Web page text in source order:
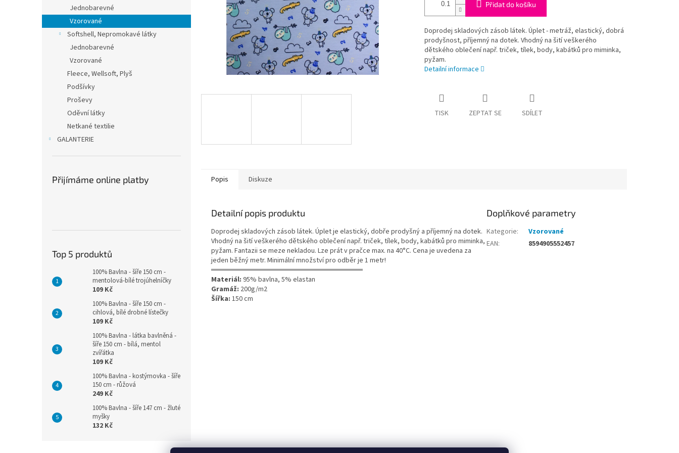
e
l
Jednobarevné
Vzorované
Softshell, Nepromokavé látky
Jednobarevné
Vzorované
Fleece, Wellsoft, Plyš
Podšívky
Proševy
Oděvní látky
Netkané textilie
GALANTERIE
Přijímáme online platby
Top 5 produktů
100% Bavlna - šíře 150 cm -
mentolová-bílé trojúhelníčky
109 Kč
100% Bavlna - šíře 150 cm -
cihlová, bílé drobné lístečky
109 Kč
100% Bavlna - látka bavlněná -
šíře 150 cm - bílá, mentol
zvířátka
109 Kč
100% Bavlna - kostýmovka - šíře
150 cm - růžová
249 Kč
100% Bavlna - šíře 147 cm - žluté
myšky
132 Kč
Přidat do košíku
Doprodej skladových zásob látek. Úplet - metráž, elastický, dobrá
prodyšnost, příjemný na dotek. Vhodný na šití veškerého
dětského oblečení např. triček, tílek, body, kabátků pro miminka,
pyžam.
Detailní informace
TISK ZEPTAT SE SDÍLET
Popis Diskuze
Detailní popis produktu
Doprodej skladových zásob látek. Úplet je elastický, dobře prodyšný a příjemný na dotek.
Vhodný na šití veškerého dětského oblečení např. triček, tílek, body, kabátků pro miminka,
pyžam. Fantazii se meze nekladou. Lze prát v pračce max. na 40°C. Cena je uvedena za
jeden běžný metr. Minimální množství pro odběr je 1 metr!
══════════════════════════════
Materiál: 95% bavlna, 5% elastan
Gramáž: 200g/m2
Šířka: 150 cm
Doplňkové parametry
Kategorie:
Vzorované
EAN: 8594905552457